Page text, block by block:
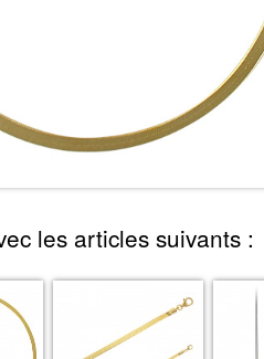
les articles suivants :